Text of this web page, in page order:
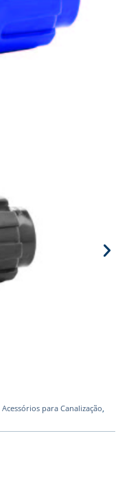
Acessórios para Canalização,